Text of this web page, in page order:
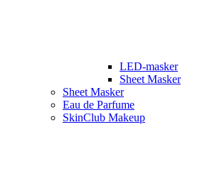
LED-masker
Sheet Masker
Sheet Masker
Eau de Parfume
SkinClub Makeup